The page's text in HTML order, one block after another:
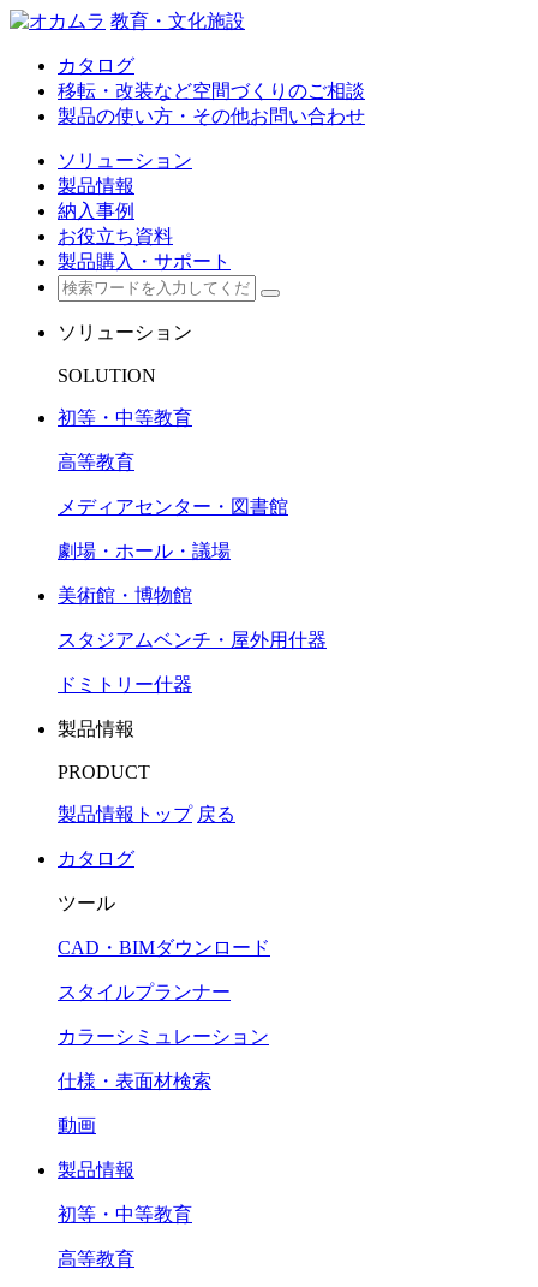
教育・文化施設
カタログ
移転・改装など空間づくりのご相談
製品の使い方・その他お問い合わせ
ソリューション
製品情報
納入事例
お役立ち資料
製品購入・サポート
ソリューション
SOLUTION
初等・中等教育
高等教育
メディアセンター・図書館
劇場・ホール・議場
美術館・博物館
スタジアムベンチ・屋外用什器
ドミトリー什器
製品情報
PRODUCT
製品情報トップ 戻る
カタログ
ツール
CAD・BIMダウンロード
スタイルプランナー
カラーシミュレーション
仕様・表面材検索
動画
製品情報
初等・中等教育
高等教育